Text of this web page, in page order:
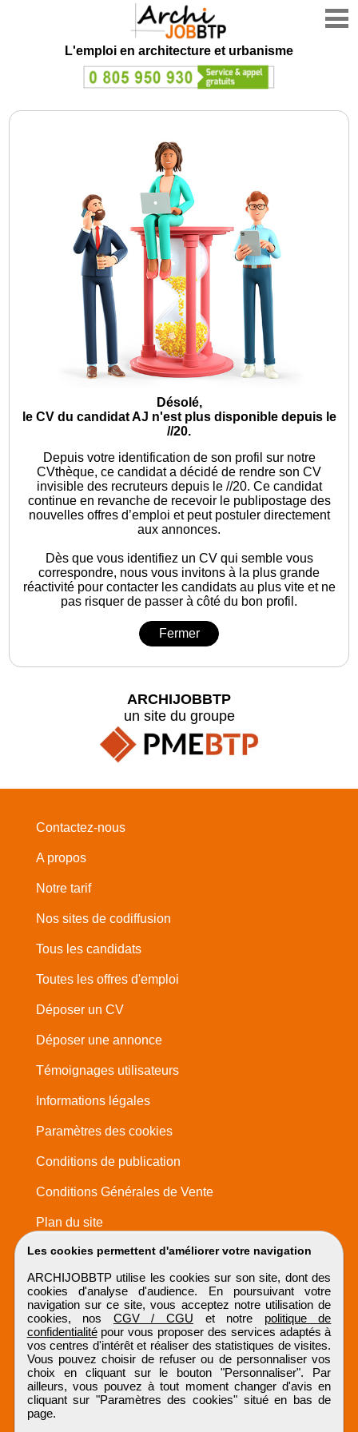
L'emploi en architecture et urbanisme
Désolé,
le CV du candidat AJ n'est plus disponible depuis le
//20.
Depuis votre identification de son profil sur notre
CVthèque, ce candidat a décidé de rendre son CV
invisible des recruteurs depuis le //20. Ce candidat
continue en revanche de recevoir le publipostage des
nouvelles offres d’emploi et peut postuler directement
aux annonces.
Dès que vous identifiez un CV qui semble vous
correspondre, nous vous invitons à la plus grande
réactivité pour contacter les candidats au plus vite et ne
pas risquer de passer à côté du bon profil.
Fermer
Les cookies permettent d'améliorer votre navigation
ARCHIJOBBTP utilise les cookies sur son site, dont des
cookies d'analyse d'audience. En poursuivant votre
navigation sur ce site, vous acceptez notre utilisation de
cookies, nos CGV / CGU et notre politique de
confidentialitépour vous proposer des services adaptés à
vos centres d'intérêt et réaliser des statistiques de visites.
Vous pouvez choisir de refuser ou de personnaliser vos
choix en cliquant sur le bouton "Personnaliser". Par
ailleurs, vous pouvez à tout moment changer d'avis en
cliquant sur "Paramètres des cookies" situé en bas de
page.
ARCHIJOBBTP
un site du groupe
Contactez-nous
A propos
Notre tarif
Nos sites de codiffusion
Tous les candidats
Toutes les offres d'emploi
Déposer un CV
Déposer une annonce
Témoignages utilisateurs
Informations légales
Paramètres des cookies
Conditions de publication
Conditions Générales de Vente
Plan du site